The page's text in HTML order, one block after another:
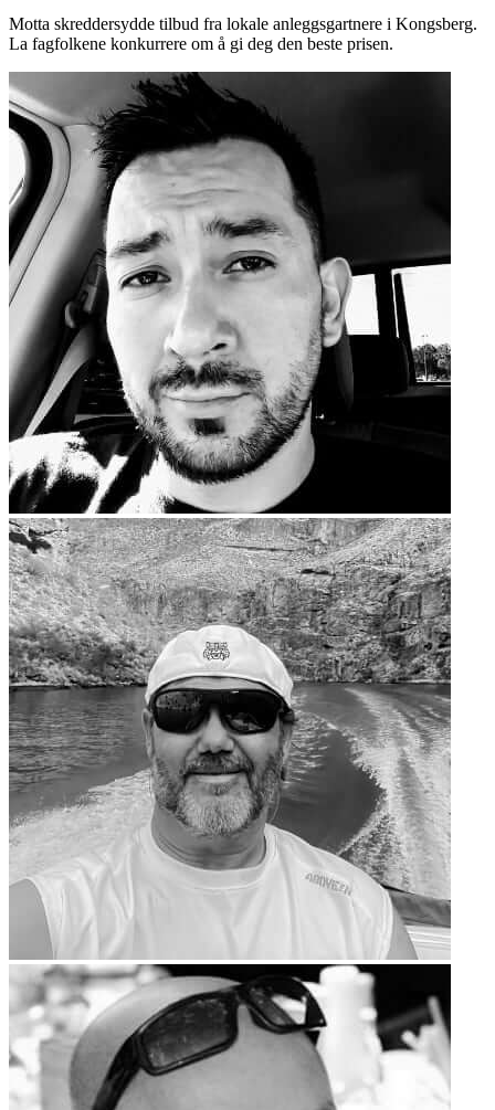
Motta skreddersydde tilbud fra lokale anleggsgartnere i Kongsberg.
La fagfolkene konkurrere om å gi deg den beste prisen.